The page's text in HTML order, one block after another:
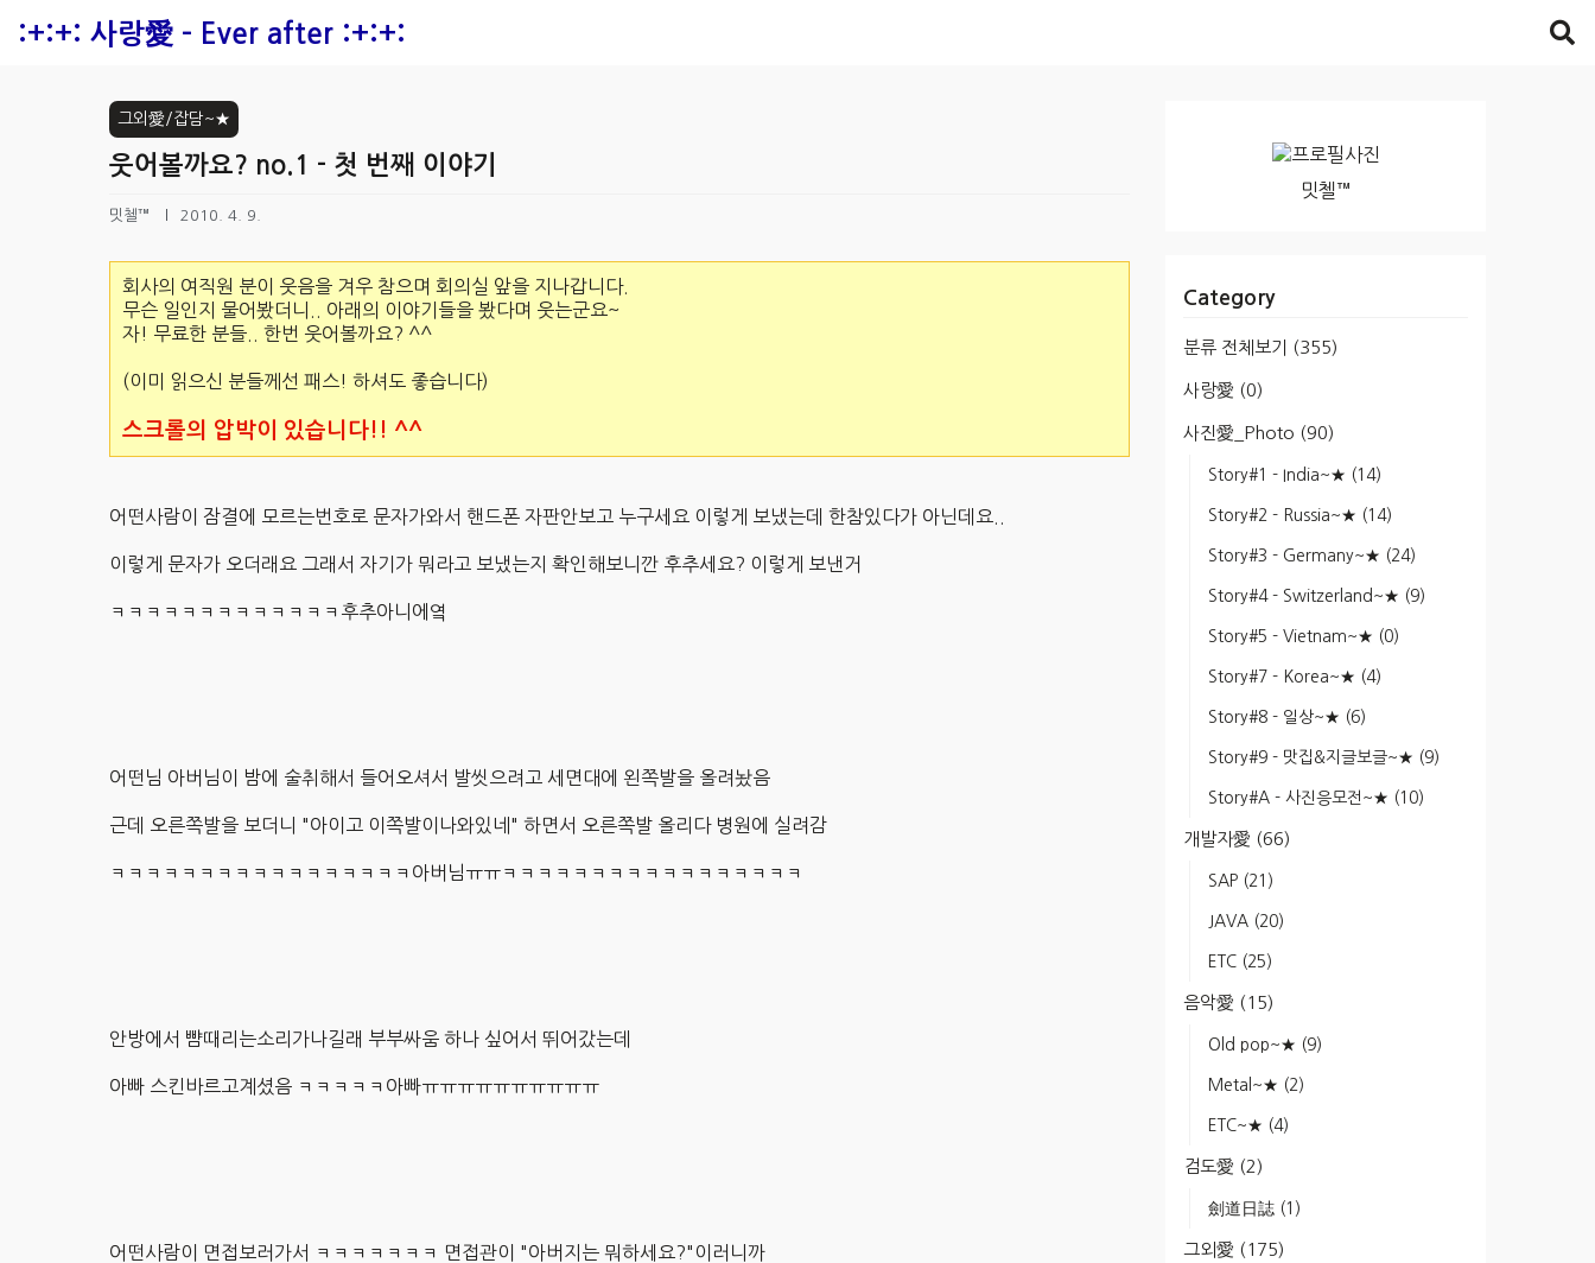
:+:+: 사랑愛 - Ever after :+:+:
밋첼™
Category
분류 전체보기 (355)
사랑愛 (0)
사진愛_Photo (90)
Story#1 - India~★ (14)
Story#2 - Russia~★ (14)
Story#3 - Germany~★ (24)
Story#4 - Switzerland~★ (9)
Story#5 - Vietnam~★ (0)
Story#7 - Korea~★ (4)
Story#8 - 일상~★ (6)
Story#9 - 맛집&지글보글~★ (9)
Story#A - 사진응모전~★ (10)
개발자愛 (66)
SAP (21)
JAVA (20)
ETC (25)
음악愛 (15)
Old pop~★ (9)
Metal~★ (2)
ETC~★ (4)
검도愛 (2)
劍道日誌 (1)
그외愛 (175)
그외愛/잡담~★
웃어볼까요? no.1 - 첫 번째 이야기
밋첼™ 2010. 4. 9.
회사의 여직원 분이 웃음을 겨우 참으며 회의실 앞을 지나갑니다.
무슨 일인지 물어봤더니.. 아래의 이야기들을 봤다며 웃는군요~
자! 무료한 분들.. 한번 웃어볼까요? ^^
(이미 읽으신 분들께선 패스! 하셔도 좋습니다)
스크롤의 압박이 있습니다!! ^^
어떤사람이 잠결에 모르는번호로 문자가와서 핸드폰 자판안보고 누구세요 이렇게 보냈는데 한참있다가 아닌데요..
이렇게 문자가 오더래요 그래서 자기가 뭐라고 보냈는지 확인해보니깐 후추세요? 이렇게 보낸거
ㅋㅋㅋㅋㅋㅋㅋㅋㅋㅋㅋㅋㅋ후추아니에옄
어떤님 아버님이 밤에 술취해서 들어오셔서 발씻으려고 세면대에 왼쪽발을 올려놨음
근데 오른쪽발을 보더니 "아이고 이쪽발이나와있네" 하면서 오른쪽발 올리다 병원에 실려감
ㅋㅋㅋㅋㅋㅋㅋㅋㅋㅋㅋㅋㅋㅋㅋㅋㅋ아버님ㅠㅠㅋㅋㅋㅋㅋㅋㅋㅋㅋㅋㅋㅋㅋㅋㅋㅋㅋ
안방에서 뺨때리는소리가나길래 부부싸움 하나 싶어서 뛰어갔는데
아빠 스킨바르고계셨음 ㅋㅋㅋㅋㅋ아빠ㅠㅠㅠㅠㅠㅠㅠㅠㅠㅠ
어떤사람이 면접보러가서 ㅋㅋㅋㅋㅋㅋㅋ 면접관이 "아버지는 뭐하세요?"이러니까